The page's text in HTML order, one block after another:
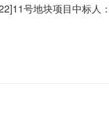
号地块项目中标人
司建设